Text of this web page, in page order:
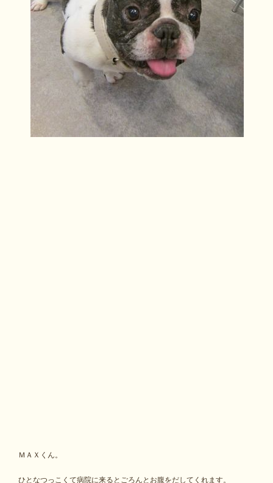
ＭＡＸくん。
ひとなつっこくて病院に来るとごろんとお腹をだしてくれます。